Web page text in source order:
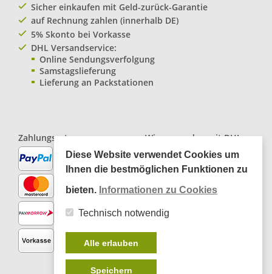
Sicher einkaufen mit Geld-zurück-Garantie
auf Rechnung zahlen (innerhalb DE)
5% Skonto bei Vorkasse
DHL Versandservice:
Online Sendungsverfolgung
Samstagslieferung
Lieferung an Packstationen
Zahlungsarten: Wir versenden mitDHL
Paketservice
Diese Website verwendet Cookies um
Ihnen die bestmöglichen Funktionen zu
bieten. Informationen zu Cookies
Technisch notwendig
Alle erlauben
Speichern